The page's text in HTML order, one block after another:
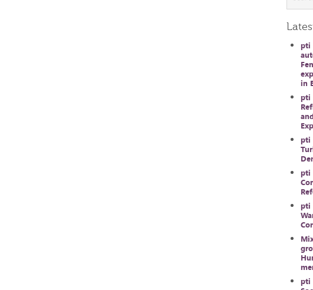
pti
in
pti
pti
pti
pti
pti